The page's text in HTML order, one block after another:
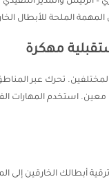
المهمة الملحة
مهكرة
تحرك عبر
استخدم المهارات
أبطالك الخارقين